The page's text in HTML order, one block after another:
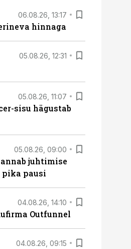
06.08.26, 13:17
hinnaga
05.08.26, 12:31
05.08.26, 11:07
sisu hägustab
05.08.26, 09:00
juhtimise
pausi
04.08.26, 14:10
Outfunnel
04.08.26, 09:15